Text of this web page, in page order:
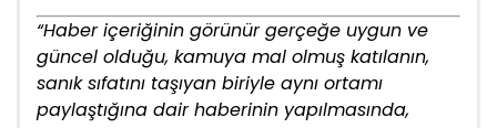
“Haber içeriğinin görünür gerçeğe uygun ve
güncel olduğu, kamuya mal olmuş katılanın,
sanık sıfatını taşıyan biriyle aynı ortamı
paylaştığına dair haberinin yapılmasında,